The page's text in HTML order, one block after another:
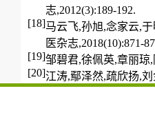
志,2012(3):189-192.
[18]马云飞,孙旭,念家云,
医杂志,2018(10):871-
[19]邹碧君,徐佩英,章丽琼
[20]江涛,鄢泽然,疏欣扬,刘